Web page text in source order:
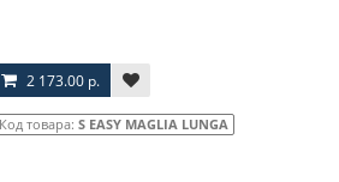
2 173.00 р.
Код товара: S EASY MAGLIA LUNGA